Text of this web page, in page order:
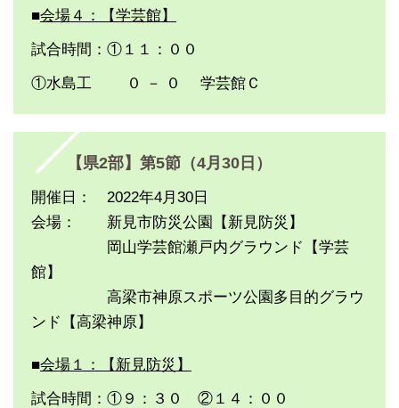
■会場４：【学芸館】
試合時間：①１１：００
①水島工 ０ － ０ 学芸館Ｃ
【県2部】第5節（4月30日）
開催日： 2022年4月30日
会場： 新見市防災公園【新見防災】
岡山学芸館瀬戸内グラウンド【学芸
館】
高梁市神原スポーツ公園多目的グラウ
ンド【高梁神原】
■会場１：【新見防災】
試合時間：①９：３０ ②１４：００